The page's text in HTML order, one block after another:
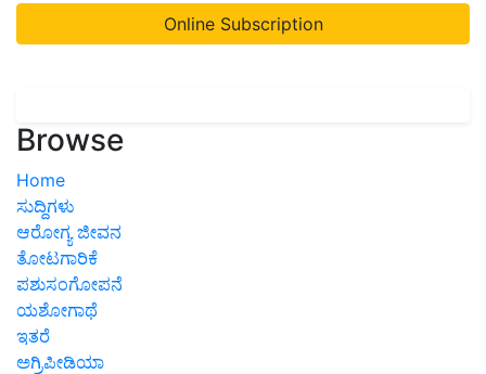
Online Subscription
Browse
Home
ಸುದ್ದಿಗಳು
ಆರೋಗ್ಯ ಜೀವನ
ತೋಟಗಾರಿಕೆ
ಪಶುಸಂಗೋಪನೆ
ಯಶೋಗಾಥೆ
ಇತರೆ
ಅಗ್ರಿಪೀಡಿಯಾ